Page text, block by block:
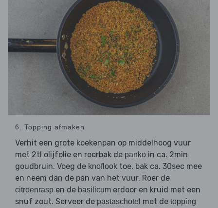
6. Topping afmaken
Verhit een grote koekenpan op middelhoog vuur
met 2tl olijfolie en roerbak de panko in ca. 2min
goudbruin. Voeg de knoflook toe, bak ca. 30sec mee
en neem dan de pan van het vuur. Roer de
citroenrasp en de basilicum erdoor en kruid met een
snuf zout. Serveer de pastaschotel met de topping